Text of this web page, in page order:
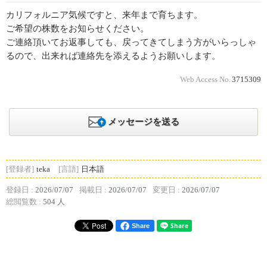
カリフォルニア気候ですと、来年まで育ちます。
ご希望の株数をお知らせください。
ご連絡頂いてお返事しても、戻ってきてしまう方がいらっしゃ
るので、出来れば連絡先を添えるようお願いします。
Web Access No. 3715309
メッセージを送る
[登録者] teka [言語] 日本語
登録日 : 2026/07/07 掲載日 : 2026/07/07 変更日 : 2026/07/07
総閲覧数 : 504 人
Share